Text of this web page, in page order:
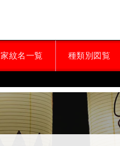
家紋名一覧 種類別図覧